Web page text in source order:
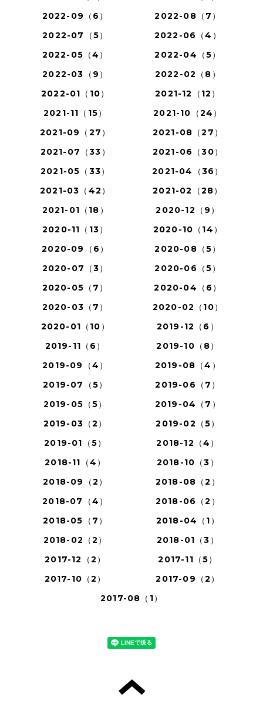
2022-09（6）
2022-08（7）
2022-07（5）
2022-06（4）
2022-05（4）
2022-04（5）
2022-03（9）
2022-02（8）
2022-01（10）
2021-12（12）
2021-11（15）
2021-10（24）
2021-09（27）
2021-08（27）
2021-07（33）
2021-06（30）
2021-05（33）
2021-04（36）
2021-03（42）
2021-02（28）
2021-01（18）
2020-12（9）
2020-11（13）
2020-10（14）
2020-09（6）
2020-08（5）
2020-07（3）
2020-06（5）
2020-05（7）
2020-04（6）
2020-03（7）
2020-02（10）
2020-01（10）
2019-12（6）
2019-11（6）
2019-10（8）
2019-09（4）
2019-08（4）
2019-07（5）
2019-06（7）
2019-05（5）
2019-04（7）
2019-03（2）
2019-02（5）
2019-01（5）
2018-12（4）
2018-11（4）
2018-10（3）
2018-09（2）
2018-08（2）
2018-07（4）
2018-06（2）
2018-05（7）
2018-04（1）
2018-02（2）
2018-01（3）
2017-12（2）
2017-11（5）
2017-10（2）
2017-09（2）
2017-08（1）